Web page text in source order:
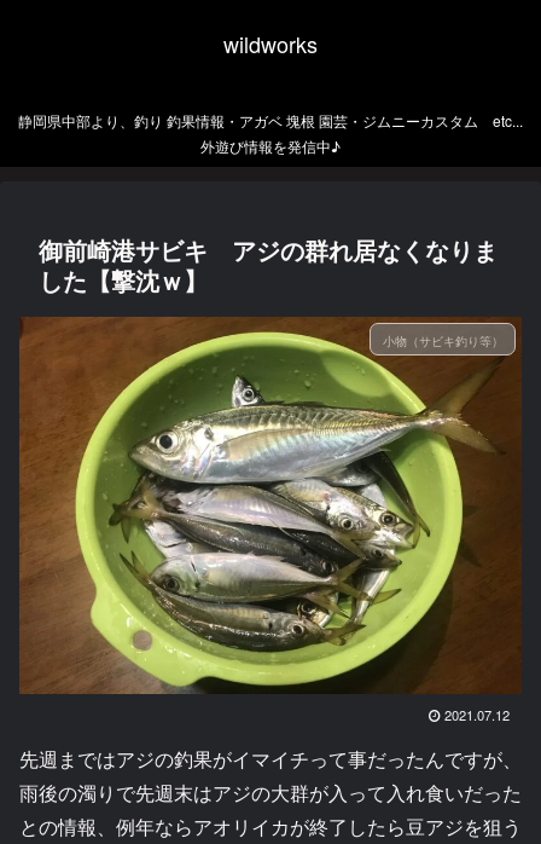
wildworks
静岡県中部より、釣り 釣果情報・アガベ 塊根 園芸・ジムニーカスタム etc...
外遊び情報を発信中♪
御前崎港サビキ アジの群れ居なくなりま
した【撃沈ｗ】
小物（サビキ釣り等）
2021.07.12
先週まではアジの釣果がイマイチって事だったんですが、
雨後の濁りで先週末はアジの大群が入って入れ食いだった
との情報、例年ならアオリイカが終了したら豆アジを狙う